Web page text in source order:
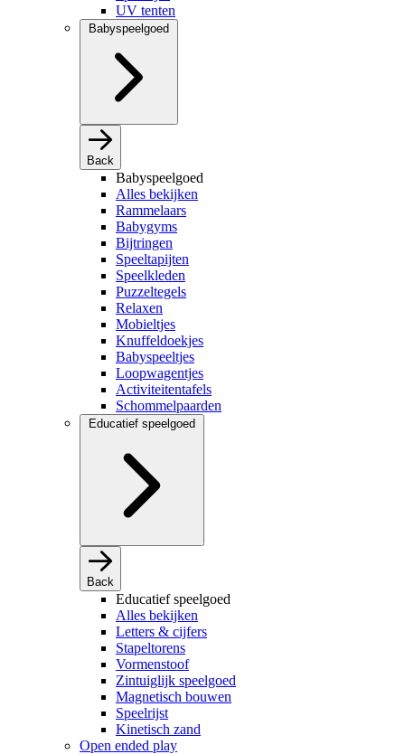
UV tenten
Babyspeelgoed
Back
Babyspeelgoed
Alles bekijken
Rammelaars
Babygyms
Bijtringen
Speeltapijten
Speelkleden
Puzzeltegels
Relaxen
Mobieltjes
Knuffeldoekjes
Babyspeeltjes
Loopwagentjes
Activiteitentafels
Schommelpaarden
Educatief speelgoed
Back
Educatief speelgoed
Alles bekijken
Letters & cijfers
Stapeltorens
Vormenstoof
Zintuiglijk speelgoed
Magnetisch bouwen
Speelrijst
Kinetisch zand
Open ended play